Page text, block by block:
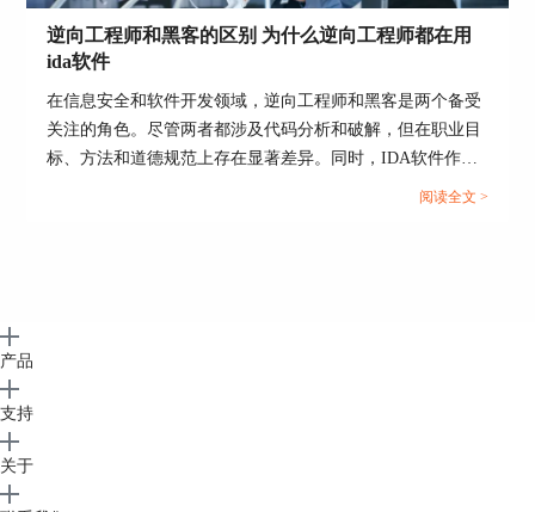
在使用IDA Pro进行反编译源码时，我们需要注意
以下技巧：
1、充分理解程序：在进行代码重构和修改之前，
我们应该充分理解程序的逻辑和功能。这样可以避
做出错误的修改。
3、注意编译器优化：在理解和修改源码时，需要
逆向工程师和黑客的区别 为什么逆向工程师都在用
ida软件
在信息安全和软件开发领域，逆向工程师和黑客是两个备受
关注的角色。尽管两者都涉及代码分析和破解，但在职业目
标、方法和道德规范上存在显著差异。同时，IDA软件作为
逆向工程师的首选工具，其受欢迎的原因也值得探讨。本文
阅读全文 >
产品
支持
关于